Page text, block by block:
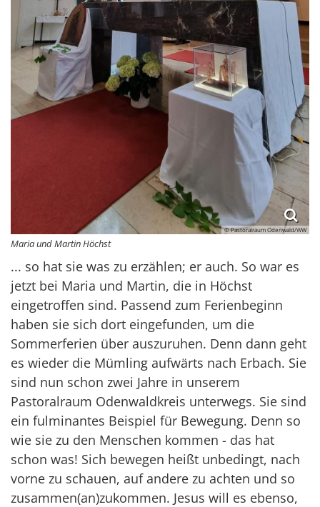
© Pastoralraum Odenwald/WW
Maria und Martin Höchst
... so hat sie was zu erzählen; er auch. So war es
jetzt bei Maria und Martin, die in Höchst
eingetroffen sind. Passend zum Ferienbeginn
haben sie sich dort eingefunden, um die
Sommerferien über auszuruhen. Denn dann geht
es wieder die Mümling aufwärts nach Erbach. Sie
sind nun schon zwei Jahre in unserem
Pastoralraum Odenwaldkreis unterwegs. Sie sind
ein fulminantes Beispiel für Bewegung. Denn so
wie sie zu den Menschen kommen - das hat
schon was! Sich bewegen heißt unbedingt, nach
vorne zu schauen, auf andere zu achten und so
zusammen(an)zukommen. Jesus will es ebenso,